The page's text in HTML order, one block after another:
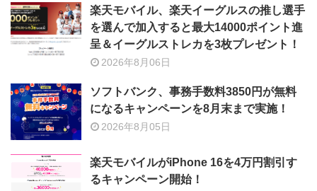
楽天モバイル、楽天イーグルスの推し選手
を選んで加入すると最大14000ポイント進
呈＆イーグルストレカを3枚プレゼント！
2026年8月06日
ソフトバンク、事務手数料3850円が無料
になるキャンペーンを8月末まで実施！
2026年8月05日
楽天モバイルがiPhone 16を4万円割引す
るキャンペーン開始！